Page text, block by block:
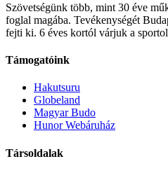
Szövetségünk több, mint 30 éve
foglal magába. Tevékenységét
fejti ki. 6 éves kortól várjuk a
Támogatóink
Hakutsuru
Globeland
Magyar Budo
Hunor Webáruház
Társoldalak